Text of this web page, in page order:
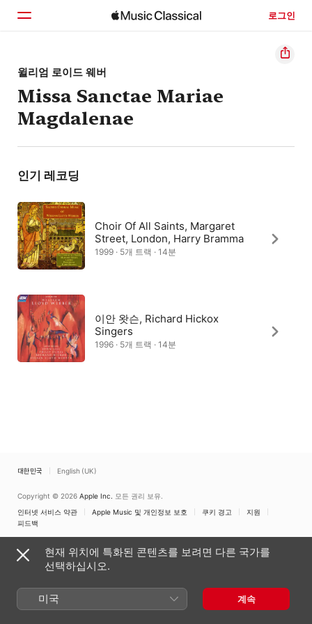
로그인
홈
둘러보기
검색
윌리엄 로이드 웨버
Missa Sanctae Mariae
Magdalenae
인기 레코딩
Choir Of All Saints, Margaret
Street, London, Harry Bramma
1999 · 5개 트랙 · 14분
이안 왓슨, Richard Hickox
Singers
1996 · 5개 트랙 · 14분
대한민국 English (UK)
Copyright © 2026 Apple Inc. 모든 권리 보유.
인터넷 서비스 약관
Apple Music 및 개인정보 보호 쿠키 경고
지원
피드백
현재 위치에 특화된 콘텐츠를 보려면 다른 국가를
선택하십시오.
미국 계속